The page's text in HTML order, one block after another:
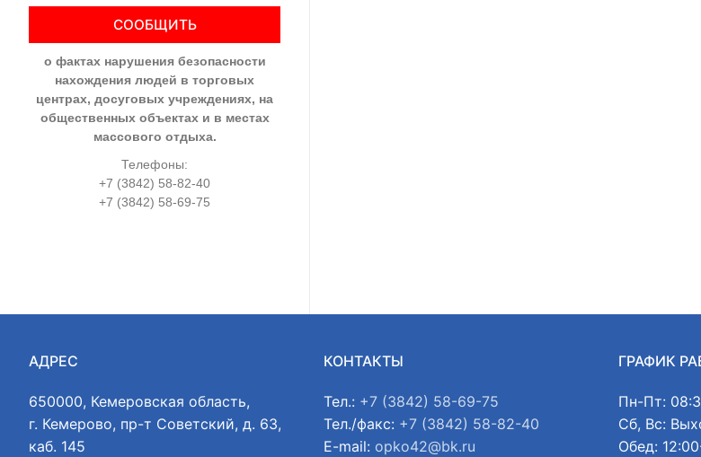
СООБЩИТЬ
о фактах нарушения безопасности
нахождения людей в торговых
центрах, досуговых учреждениях, на
общественных объектах и в местах
массового отдыха.
Телефоны:
+7 (3842) 58-82-40
+7 (3842) 58-69-75
АДРЕС
650000, Кемеровская область,
г. Кемерово, пр-т Советский, д. 63,
каб. 145
КОНТАКТЫ
Тел.: +7 (3842) 58-69-75
Тел./факс: +7 (3842) 58-82-40
E-mail: opko42@bk.ru
ГРАФИК
Пн-Пт:
Сб, Вс:
Обед: